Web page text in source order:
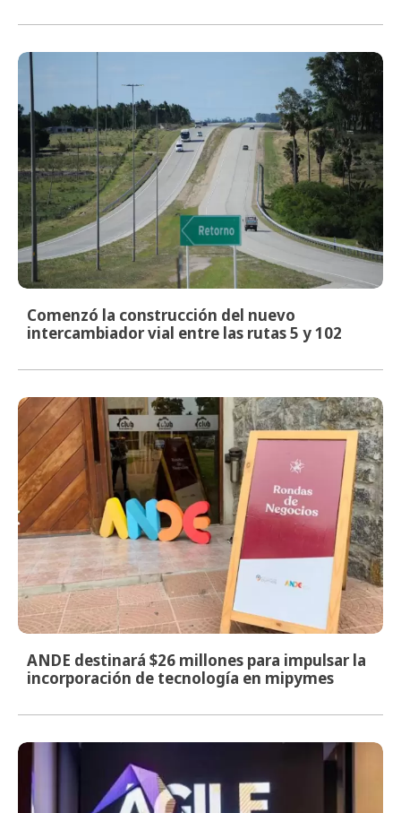
Comenzó la construcción del nuevo
intercambiador vial entre las rutas 5 y 102
ANDE destinará $26 millones para impulsar la
incorporación de tecnología en mipymes